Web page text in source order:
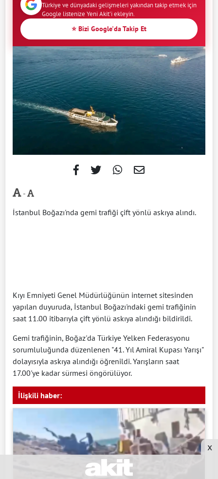
Türkiye ve dünyadaki gelişmeleri yakından takip etmek için
Google listenize Yeni Akit'i ekleyin.
⭐ Bizi Google'da Takip Et
-
İstanbul Boğazı'nda gemi trafiği çift yönlü askıya alındı.
Kıyı Emniyeti Genel Müdürlüğünün internet sitesinden
yapılan duyuruda, İstanbul Boğazı'ndaki gemi trafiğinin
saat 11.00 itibarıyla çift yönlü askıya alındığı bildirildi.
Gemi trafiğinin, Boğaz'da Türkiye Yelken Federasyonu
sorumluluğunda düzenlenen "41. Yıl Amiral Kupası Yarışı"
dolayısıyla askıya alındığı öğrenildi. Yarışların saat
17.00'ye kadar sürmesi öngörülüyor.
İlişkili haber:
x